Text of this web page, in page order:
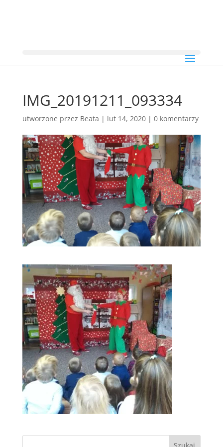
IMG_20191211_093334
utworzone przez Beata | lut 14, 2020| 0 komentarzy